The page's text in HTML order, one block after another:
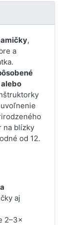
,
a
na blízky
od 12.
aj
2–3×